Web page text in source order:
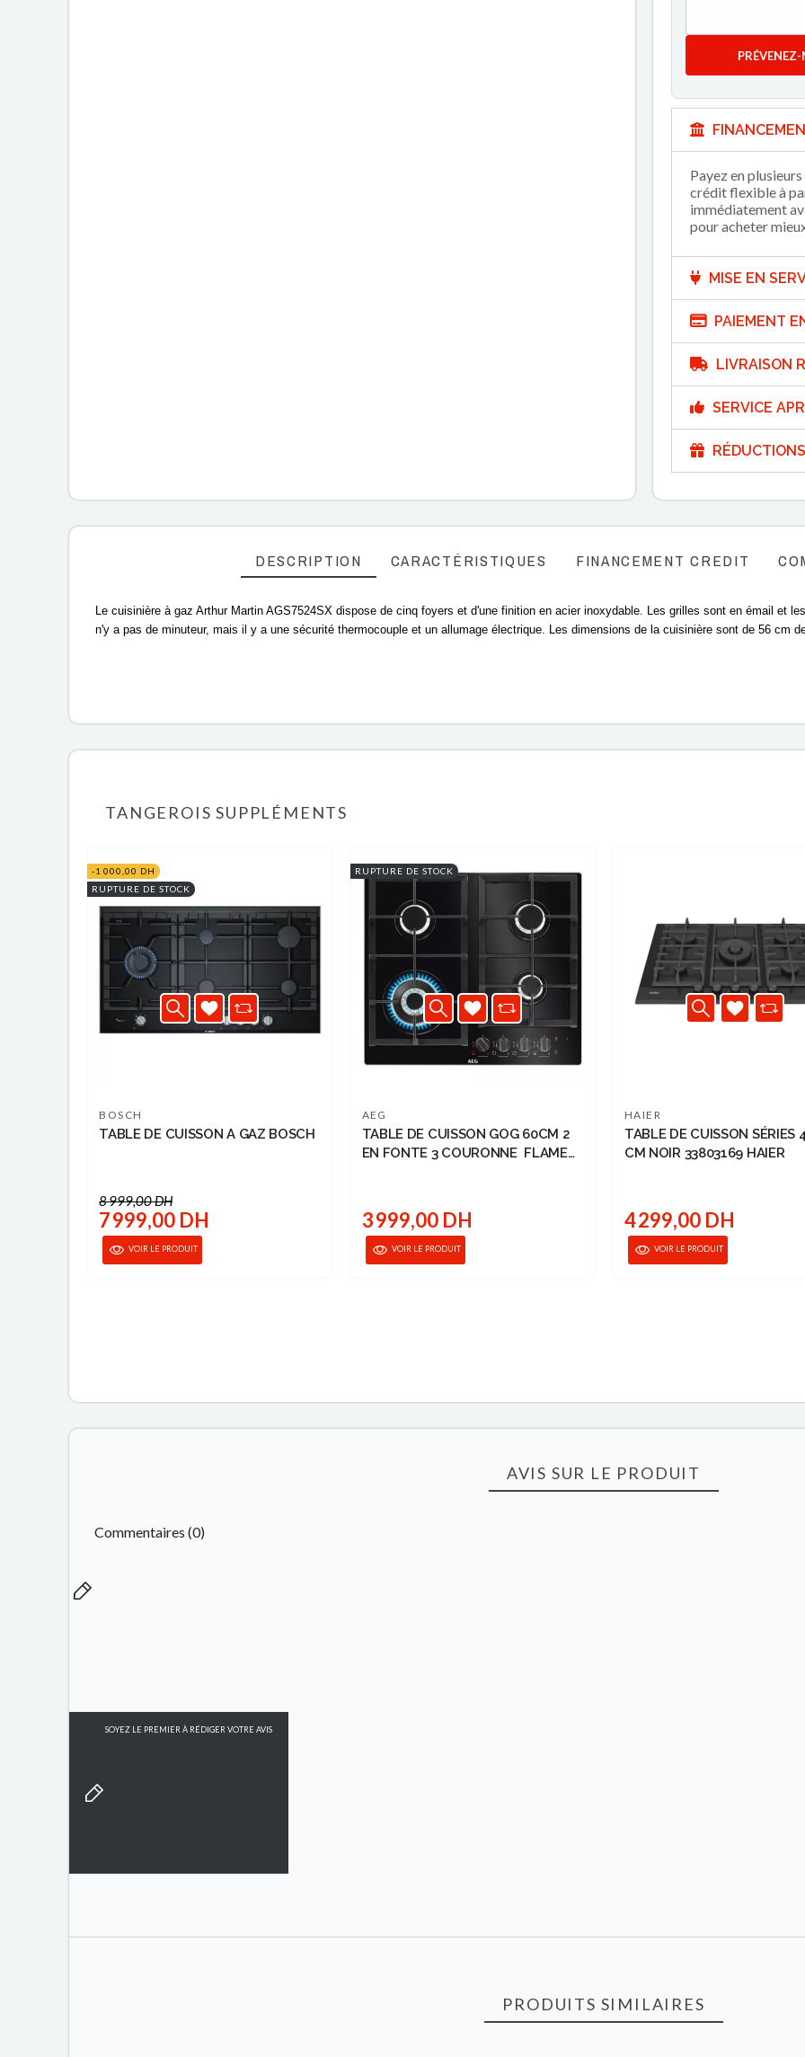
Payez en
crédit flexible à
immédiatement
pour acheter
MISE EN
PAIEMENT
LIVRAISON
SERVICE
DESCRIPTION CARACTÉRISTIQUES FINANCEMENT CREDIT
Le cuisinière à gaz Arthur Martin AGS7524SX dispose de cinq foyers et d'une finition en acier inoxydable. Les grilles sont en émail et
n'y a pas de minuteur, mais il y a une sécurité thermocouple et un allumage électrique. Les dimensions de la cuisinière sont de 56 cm
TANGEROIS SUPPLÉMENTS
-1 000,00 DH
RUPTURE DE STOCK
BOSCH
TABLE DE CUISSON A GAZ BOSCH
8 999,00 DH
7 999,00 DH
VOIR LE PRODUIT
RUPTURE DE STOCK
AEG
TABLE DE CUISSON GOG 60CM 2
EN FONTE 3 COURONNE FLAME
3 999,00 DH
VOIR LE PRODUIT
HAIER
TABLE DE CUISSON SÉRIES
CM NOIR 33803169 HAIER
4 299,00 DH
VOIR LE PRODUIT
AVIS SUR LE PRODUIT
Commentaires (0)
SOYEZ LE PREMIER À RÉDIGER VOTRE AVIS
PRODUITS SIMILAIRES